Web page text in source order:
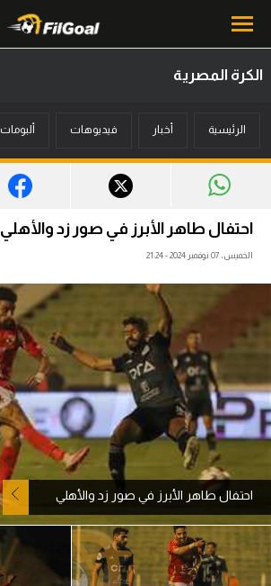
أخبار
ميركاتو
فانتازي في الجول
مسابقة التوقعات
فيديوهات
عدسات
آراء حرة
ركن الألعاب
بطولات
أمريكا 2026
الكرة المصرية
الرئيسية أخبار فيديوهات ألبومات
احتفال طاهر الأبرز في صور زد والأهلي
الخميس، 07 نوفمبر 2024 - 21:24
احتفال طاهر الأبرز في صور زد والأهلي